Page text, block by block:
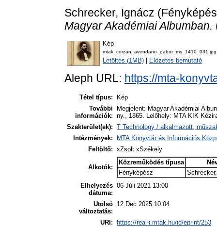
Schrecker, Ignácz
Magyar Akadémiai Albumban.
Kép
mtak_corzan_avendano_gabor_ms_1410_031.jpg
Letöltés (1MB) Előzetes bemutató
Aleph URL: https://mta-
Tétel típus:
Kép
További
információk:
Megjelent: Magyar Akadémiai
ny., 1865. Lelőhely: MTA KIK
Szakterület(ek): T Technology / alkalmazott,
Intézmények:
MTA Könyvtár és Információs
Feltöltő: xZsolt xSzékely
Alkotók:
Közreműködés típusa
Fényképész
Elhelyezés
dátuma:
06 Júli 2021 13:00
Utolsó
változtatás:
12 Dec 2025 10:04
URI: https://real-i.mtak.hu/id/eprint/253